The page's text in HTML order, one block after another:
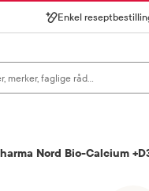
Enkel
Nord Bio-Calcium